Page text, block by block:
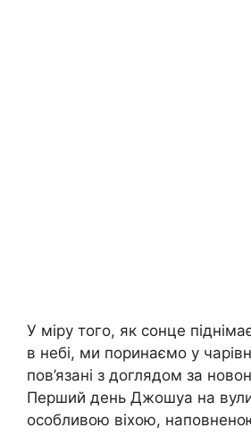
У міру того, як сонце
в небі, ми поринаємо у
пов’язані з доглядом за
Перший день Джошуа на
особливою віхою,